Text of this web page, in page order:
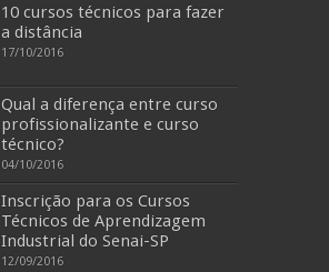
10 cursos técnicos para fazer
a distância
17/10/2016
Qual a diferença entre curso
profissionalizante e curso
técnico?
04/10/2016
Inscrição para os Cursos
Técnicos de Aprendizagem
Industrial do Senai-SP
12/09/2016